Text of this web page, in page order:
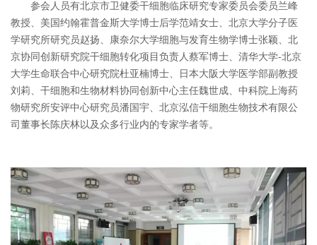
参会人员有北京市卫健委干细胞临床研究专家委员会委员兰峰
教授、美国约翰霍普金斯大学博士后学范靖女士、北京大学分子医
学研究所研究员赵扬、康奈尔大学细胞与发育生物学博士张颖、北
京协同创新研究院干细胞转化项目负责人蔡军博士、清华大学-北京
大学生命联合中心研究院杜亚楠博士、日本大阪大学医学部副教授
刘莉、干细胞和生物材料协同创新中心主任魏世成、中科院上海药
物研究所安评中心研究员潘国宇、北京泓信干细胞生物技术有限公
司董事长陈庆林以及众多行业内的专家学者等。